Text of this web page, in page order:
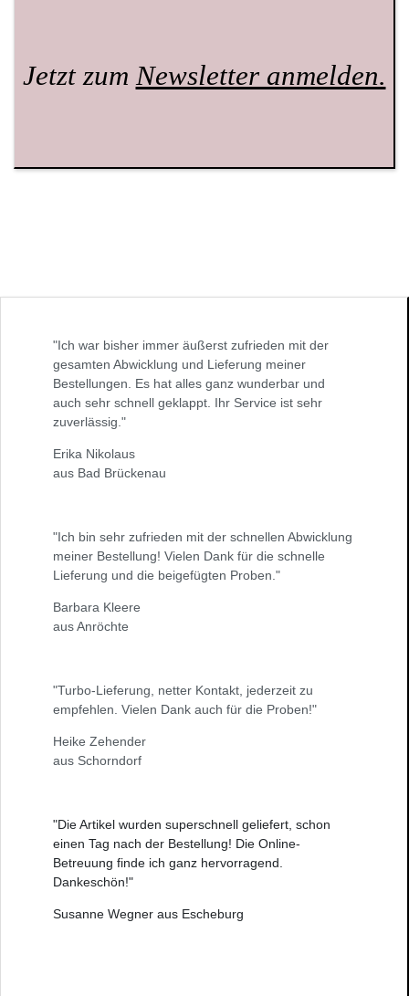
Jetzt zum Newsletter anmelden.
"Ich war bisher immer äußerst zufrieden mit der
gesamten Abwicklung und Lieferung meiner
Bestellungen. Es hat alles ganz wunderbar und
auch sehr schnell geklappt. Ihr Service ist sehr
zuverlässig."
Erika Nikolaus
aus Bad Brückenau
"Ich bin sehr zufrieden mit der schnellen Abwicklung
meiner Bestellung! Vielen Dank für die schnelle
Lieferung und die beigefügten Proben."
Barbara Kleere
aus Anröchte
"Turbo-Lieferung, netter Kontakt, jederzeit zu
empfehlen. Vielen Dank auch für die Proben!"
Heike Zehender
aus Schorndorf
"Die Artikel wurden superschnell geliefert, schon
einen Tag nach der Bestellung! Die Online-
Betreuung finde ich ganz hervorragend.
Dankeschön!"
Susanne Wegner aus Escheburg